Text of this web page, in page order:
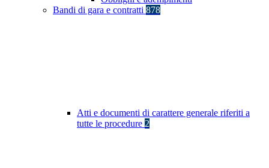
Bandi di gara e contratti 878
Atti e documenti di carattere generale riferiti a
tutte le procedure 2